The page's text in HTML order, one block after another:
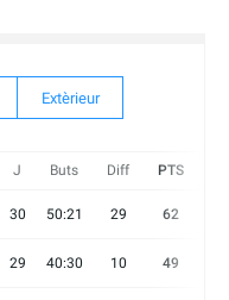
Extèrieur
J Buts Diff PTS
30 50:21 29 62
29 40:30 10 49